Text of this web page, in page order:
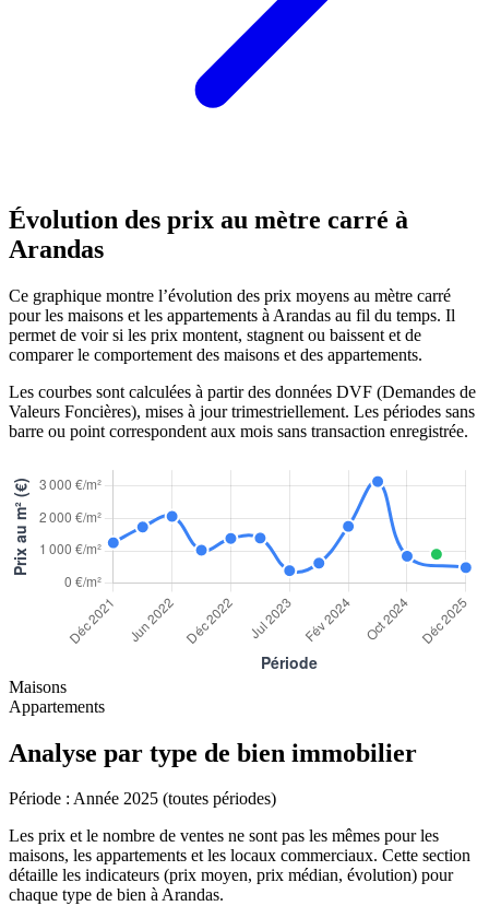
Évolution des prix au mètre carré à
Arandas
Ce graphique montre l’évolution des prix moyens au mètre carré
pour les maisons et les appartements à Arandas au fil du temps. Il
permet de voir si les prix montent, stagnent ou baissent et de
comparer le comportement des maisons et des appartements.
Les courbes sont calculées à partir des données DVF (Demandes de
Valeurs Foncières), mises à jour trimestriellement. Les périodes sans
barre ou point correspondent aux mois sans transaction enregistrée.
Maisons
Appartements
Analyse par type de bien immobilier
Période : Année 2025 (toutes périodes)
Les prix et le nombre de ventes ne sont pas les mêmes pour les
maisons, les appartements et les locaux commerciaux. Cette section
détaille les indicateurs (prix moyen, prix médian, évolution) pour
chaque type de bien à Arandas.